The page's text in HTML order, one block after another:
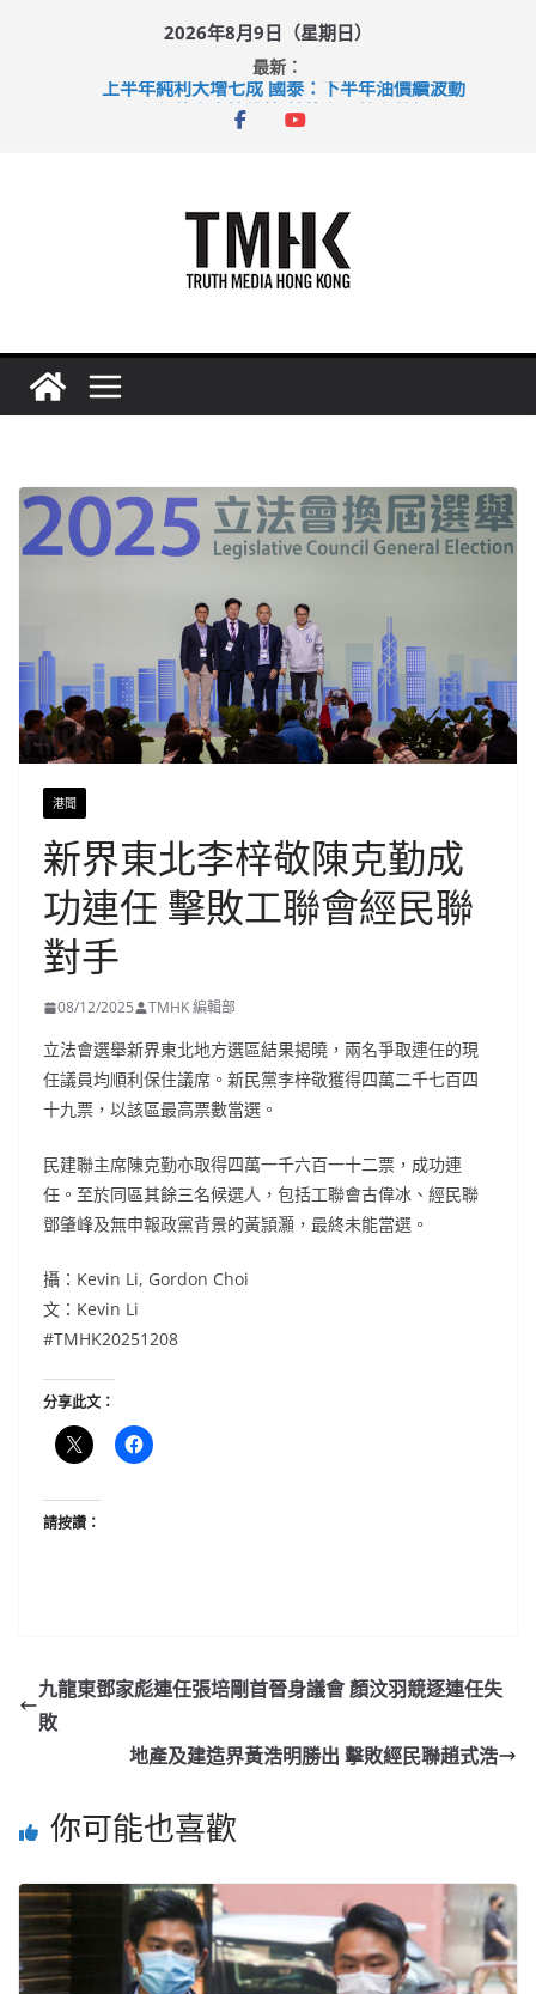
2026年8月9日（星期日）
最新：
上半年純利大增七成 國泰：下半年油價續波動
拜仁熱身賽挫維拉 啟德主場館奪錦標
港聞
新界東北李梓敬陳克勤成
功連任 擊敗工聯會經民聯
對手
08/12/2025 TMHK 編輯部
立法會選舉新界東北地方選區結果揭曉，兩名爭取連任的現
任議員均順利保住議席。新民黨李梓敬獲得四萬二千七百四
十九票，以該區最高票數當選。
民建聯主席陳克勤亦取得四萬一千六百一十二票，成功連
任。至於同區其餘三名候選人，包括工聯會古偉冰、經民聯
鄧肇峰及無申報政黨背景的黃頴灝，最終未能當選。
攝：Kevin Li, Gordon Choi
文：Kevin Li
#TMHK20251208
分享此文：
請按讚：
九龍東鄧家彪連任張培剛首晉身議會 顏汶羽競逐連任失
敗
地產及建造界黃浩明勝出 擊敗經民聯趙式浩
你可能也喜歡